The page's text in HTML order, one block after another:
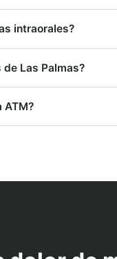
intraorales?
Las Palmas?
ATM?